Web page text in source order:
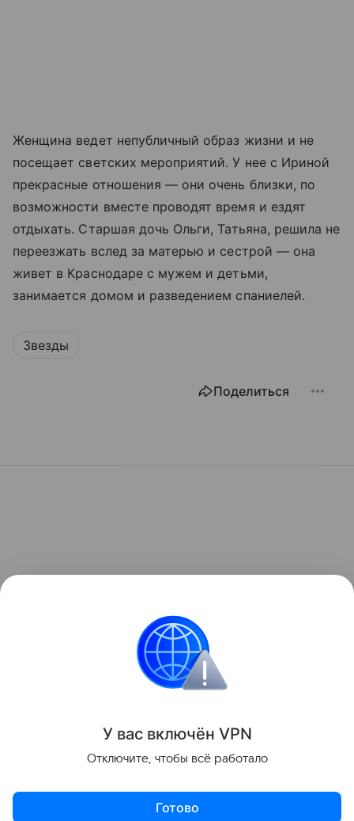
Женщина ведет непубличный образ жизни и не
посещает светских мероприятий. У нее с Ириной
прекрасные отношения — они очень близки, по
возможности вместе проводят время и ездят
отдыхать. Старшая дочь Ольги, Татьяна, решила не
переезжать вслед за матерью и сестрой — она
живет в Краснодаре с мужем и детьми,
занимается домом и разведением спаниелей.
Звезды
Поделиться
У вас включён VPN
Отключите, чтобы всё работало
Готово